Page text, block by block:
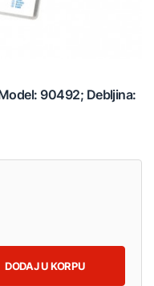
90492; Debljina:
DODAJ U KORPU